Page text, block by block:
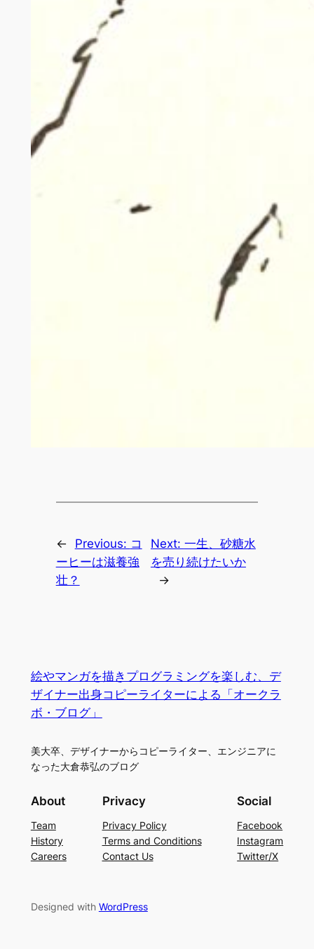
← Previous: コ
ーヒーは滋養強
壮？
Next: 一生、砂糖水
を売り続けたいか
→
絵やマンガを描きプログラミングを楽しむ、デ
ザイナー出身コピーライターによる「オークラ
ボ・ブログ」
美大卒、デザイナーからコピーライター、エンジニアに
なった大倉恭弘のブログ
About
Team
History
Careers
Privacy
Privacy Policy
Terms and Conditions
Contact Us
Social
Facebook
Instagram
Twitter/X
Designed with WordPress